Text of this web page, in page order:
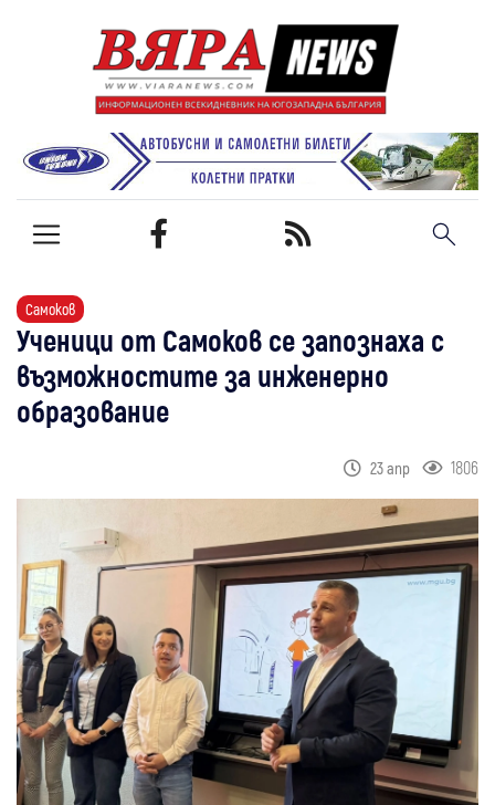
Самоков
Ученици от Самоков се запознаха с
възможностите за инженерно
образование
23 апр 1806